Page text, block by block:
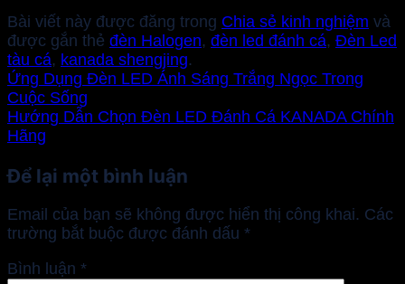
Bài viết này được đăng trong Chia sẻ kinh nghiệm và
được gắn thẻ đèn Halogen, đèn led đánh cá, Đèn Led
tàu cá, kanada shengjing.
Ứng Dụng Đèn LED Ánh Sáng Trắng Ngọc Trong
Cuộc Sống
Hướng Dẫn Chọn Đèn LED Đánh Cá KANADA Chính
Hãng
Để lại một bình luận
Email của bạn sẽ không được hiển thị công khai. Các
trường bắt buộc được đánh dấu *
Bình luận *